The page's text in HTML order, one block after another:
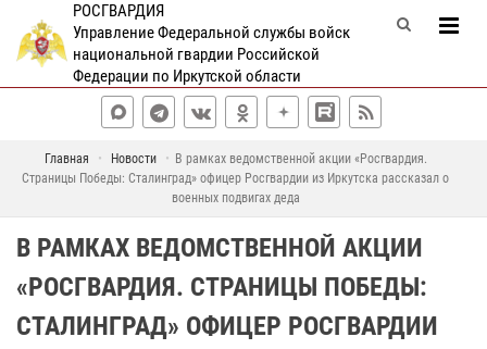
РОСГВАРДИЯ
Управление Федеральной службы войск
национальной гвардии Российской
Федерации по Иркутской области
Главная Новости
В рамках ведомственной акции «Росгвардия.
Страницы Победы: Сталинград» офицер Росгвардии из Иркутска рассказал о
военных подвигах деда
В РАМКАХ ВЕДОМСТВЕННОЙ АКЦИИ
«РОСГВАРДИЯ. СТРАНИЦЫ ПОБЕДЫ:
СТАЛИНГРАД» ОФИЦЕР РОСГВАРДИИ